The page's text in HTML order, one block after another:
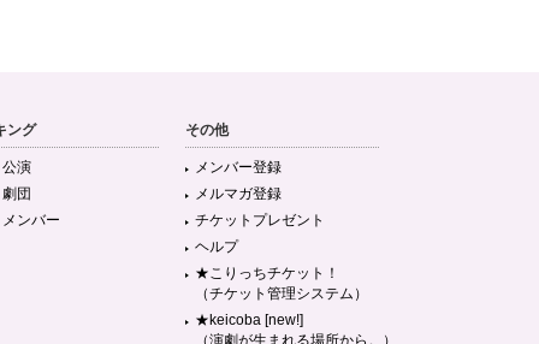
ング
演
団
ンバー
その他
メンバー登録
メルマガ登録
チケットプレゼント
ヘルプ
★こりっちチケット！
（チケット管理システム）
★keicoba [new!]
（演劇が生まれる場所から。）